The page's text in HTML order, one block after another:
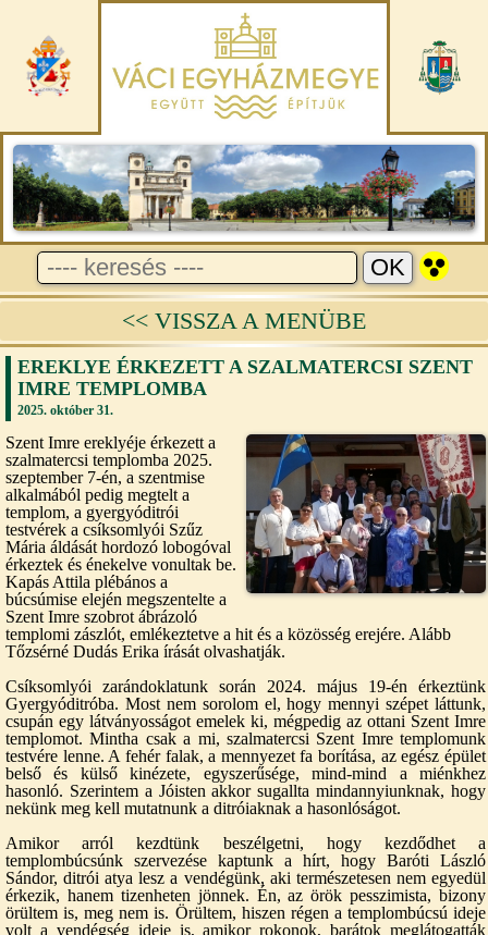
<< VISSZA A MENÜBE
EREKLYE ÉRKEZETT A SZALMATERCSI SZENT
IMRE TEMPLOMBA
2025. október 31.
Szent Imre ereklyéje érkezett a
szalmatercsi templomba 2025.
szeptember 7-én, a szentmise
alkalmából pedig megtelt a
templom, a gyergyóditrói
testvérek a csíksomlyói Szűz
Mária áldását hordozó lobogóval
érkeztek és énekelve vonultak be.
Kapás Attila plébános a
búcsúmise elején megszentelte a
Szent Imre szobrot ábrázoló
templomi zászlót, emlékeztetve a hit és a közösség erejére. Alább
Tőzsérné Dudás Erika írását olvashatják.
Csíksomlyói zarándoklatunk során 2024. május 19-én érkeztünk
Gyergyóditróba. Most nem sorolom el, hogy mennyi szépet láttunk,
csupán egy látványosságot emelek ki, mégpedig az ottani Szent Imre
templomot. Mintha csak a mi, szalmatercsi Szent Imre templomunk
testvére lenne. A fehér falak, a mennyezet fa borítása, az egész épület
belső és külső kinézete, egyszerűsége, mind-mind a miénkhez
hasonló. Szerintem a Jóisten akkor sugallta mindannyiunknak, hogy
nekünk meg kell mutatnunk a ditróiaknak a hasonlóságot.
Amikor arról kezdtünk beszélgetni, hogy kezdődhet a
templombúcsúnk szervezése kaptunk a hírt, hogy Baróti László
Sándor, ditrói atya lesz a vendégünk, aki természetesen nem egyedül
érkezik, hanem tizenheten jönnek. Én, az örök pesszimista, bizony
örültem is, meg nem is. Örültem, hiszen régen a templombúcsú ideje
volt a vendégség ideje is, amikor rokonok, barátok meglátogatták